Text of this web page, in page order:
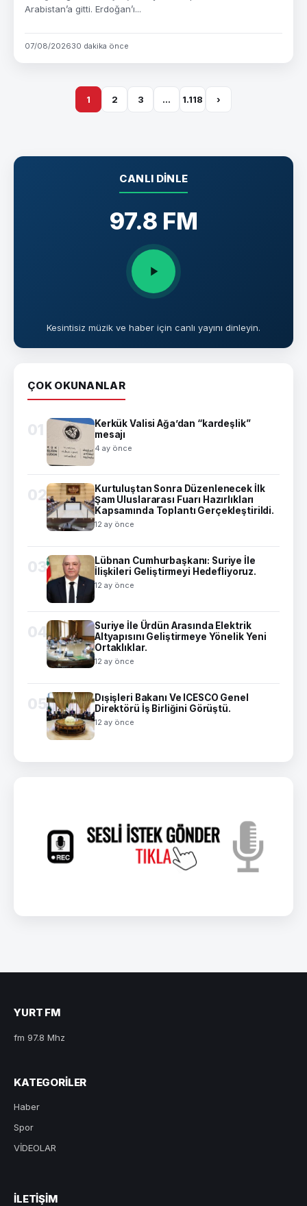
Arabistan’a gitti. Erdoğan’ı...
07/08/202630 dakika önce
1 2 3 … 1.118 ›
CANLI DINLE
97.8 FM
Kesintisiz müzik ve haber için canlı yayını dinleyin.
ÇOK OKUNANLAR
01
Kerkük Valisi Ağa’dan “kardeşlik”
mesajı
4 ay önce
02
Kurtuluştan Sonra Düzenlenecek İlk
Şam Uluslararası Fuarı Hazırlıkları
Kapsamında Toplantı Gerçekleştirildi.
12 ay önce
03
Lübnan Cumhurbaşkanı: Suriye İle
İlişkileri Geliştirmeyi Hedefliyoruz.
12 ay önce
04
Suriye İle Ürdün Arasında Elektrik
Altyapısını Geliştirmeye Yönelik Yeni
Ortaklıklar.
12 ay önce
05
Dışişleri Bakanı Ve ICESCO Genel
Direktörü İş Birliğini Görüştü.
12 ay önce
YURT FM
fm 97.8 Mhz
KATEGORILER
Haber
Spor
VİDEOLAR
ILETIŞIM